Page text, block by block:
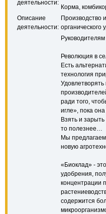
деятельности:
Корма,
Описание
деятельности:
Производство
Революция в
Есть
технология
ради того,
игле», пока
Взять и
то полезнее…
Мы
новую
«Биоклад» -
удобрения,
концентрации
содержится